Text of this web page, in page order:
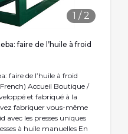
1 / 2
faire de l’huile à froid
faire de l’huile à froid
Accueil Boutique /
et fabriqué à la
fabriquer vous-même
avec les presses uniques
à huile manuelles En